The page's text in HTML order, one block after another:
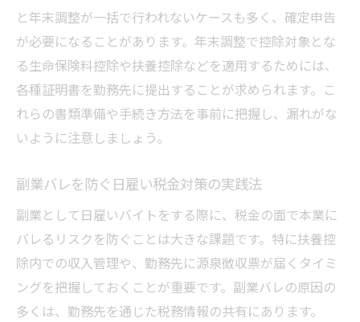
と年末調整が一括で行われないケースも多く、確定申告
が必要になることがあります。年末調整で控除対象とな
る生命保険料控除や扶養控除などを適用するためには、
各種証明書を勤務先に提出することが求められます。こ
れらの書類準備や手続き方法を事前に把握し、漏れがな
いように注意しましょう。
副業バレを防ぐ日雇い税金対策の実践法
副業として日雇いバイトをする際に、税金の面で本業に
バレるリスクを防ぐことは大きな課題です。特に扶養控
除内での収入管理や、勤務先に源泉徴収票が届くタイミ
ングを把握しておくことが重要です。副業バレの原因の
多くは、勤務先を通じた税務情報の共有にあります。